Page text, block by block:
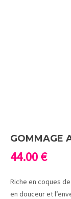
GOMMAGE
44.00€
Riche en coques
en douceur et